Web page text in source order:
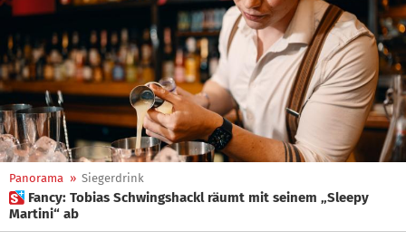
Panorama » Siegerdrink
 Fancy: Tobias Schwingshackl räumt mit seinem „Sleepy
Martini“ ab